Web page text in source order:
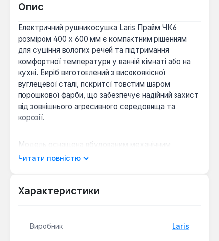
Опис
Електричний рушникосушка Laris Прайм ЧК6
розміром 400 х 600 мм є компактним рішенням
для сушіння вологих речей та підтримання
комфортної температури у ванній кімнаті або на
кухні. Виріб виготовлений з високоякісної
вуглецевої сталі, покритої товстим шаром
порошкової фарби, що забезпечує надійний захист
від зовнішнього агресивного середовища та
корозії.
Модель оснащена вбудованим механічним
терморегулятором, який дозволяє користувачеві
Тепловіддача рушникосушки становить 80 Вт, що
Читати повністю
Характеристики
Виробник Laris